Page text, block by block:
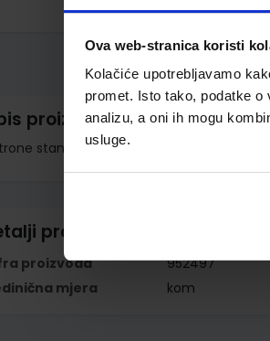
Ova web-stranica koristi
Kolačiće upotrebljavamo
promet. Isto tako, podatke
analizu, a oni ih mogu
usluge.
proizvoda
standardne veličine; pakirano po 6
proizvoda
proizvoda
952497
mjera
kom